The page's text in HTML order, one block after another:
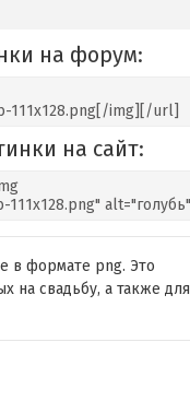
на форум:
на сайт:
в формате png. Это
на свадьбу, а также для